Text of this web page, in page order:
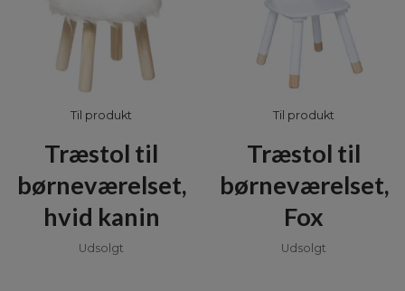
Til produkt
Træstol til
børneværelset,
hvid kanin
Udsolgt
Til produkt
Træstol til
børneværelset,
Fox
Udsolgt